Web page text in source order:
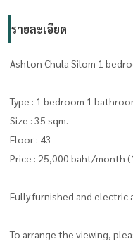
รายละเอียด
Ashton Chula Silom 1
Type : 1 bedroom 1
Size : 35 sqm.
Floor : 43
Price : 25,000 baht/month
Fully furnished and electric
To arrange the viewing,